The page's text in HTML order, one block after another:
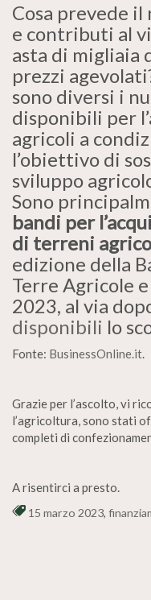
Cosa prevede il
e contributi al
asta di migliaia
prezzi
sono diversi i
disponibili per
agricoli a
l’obiettivo di
sviluppo
Sono
bandi per
di terreni
edizione della
Terre Agricole
2023, al via
disponibili lo
Fonte: BusinessOnline.it.
Grazie per l’ascolto, vi
l’agricoltura, sono stati
completi di
A risentirci a presto.
15 marzo 2023,